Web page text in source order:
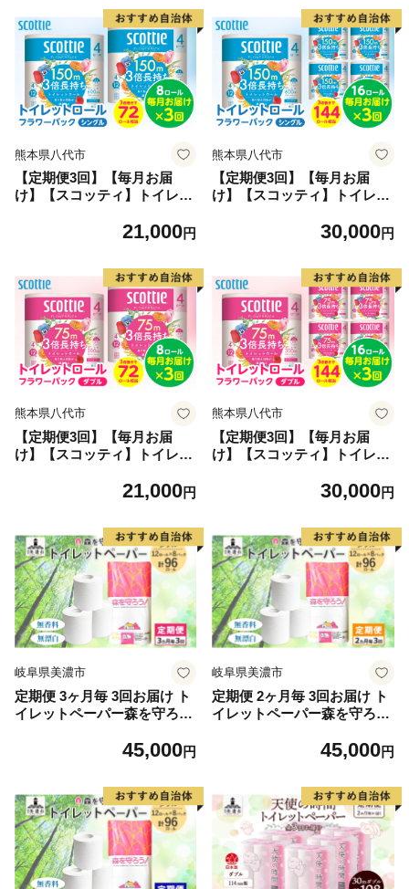
ク まとめ買い 防災 国産 日本
製 送料無料 川一製紙 岐阜県
美濃市
ク まとめ買い 防災 国産 日本
製 送料無料 川一製紙 岐阜県
美濃市
熊本県八代市
【定期便3回】【毎月お届
け】【スコッティ】トイレッ
パック 3倍長持ち 8ロール 合
買い ストック 備蓄 トイレッ
トペーパー 長持ち
21,000円
熊本県八代市
【定期便3回】【毎月お届
け】【スコッティ】トイレッ
パック 3倍長持ち 16ロール
め買い ストック 備蓄 トイレ
ットペーパー 長持ち
30,000円
熊本県八代市
【定期便3回】【毎月お届
け】【スコッティ】トイレッ
ック 3倍長持ち 8ロール 合計
い ストック 備蓄 トイレット
ペーパー 長持ち
21,000円
熊本県八代市
【定期便3回】【毎月お届
け】【スコッティ】トイレッ
ック 3倍長持ち 16ロール 合
買い ストック 備蓄 トイレッ
トペーパー 長持ち
30,000円
岐阜県美濃市
定期便 3ヶ月毎 3回お届け ト
イレットペーパー森を守ろう
計96ロール 紙 ペーパー ソフ
手 備蓄 まとめ買い 防災 スト
ック 送料無料 人気 牧製紙 岐
阜県 美濃市
45,000円
岐阜県美濃市
定期便 2ヶ月毎 3回お届け ト
イレットペーパー森を守ろう
計96ロール 紙 ペーパー ソフ
手 備蓄 まとめ買い 防災 スト
ック 送料無料 人気 牧製紙 岐
阜県 美濃市
45,000円